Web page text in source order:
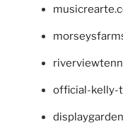
official-kelly-